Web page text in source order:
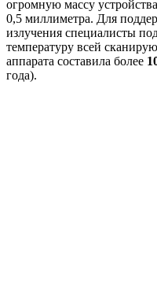
огромную массу
0,5 миллиметра. Для
излучения специалисты
температуру всей
аппарата составила более
года).